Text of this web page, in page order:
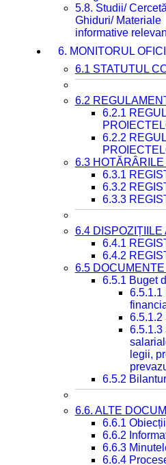
5.8. Studii/
Ghiduri/ Materiale
informative
6. MONITORUL
6.1 STATUTUL
6.2
6.2.1
6.2.2
6.3
6.3.1
6.3.2
6.3.3
6.4
6.4.1
6.4.2
6.5
6.5.1 Buget
6.5.1.1
6.5.1.2
6.5.1.3
legii,
6.5.2
6.6. ALTE
6.6.1
6.6.2
6.6.3
6.6.4